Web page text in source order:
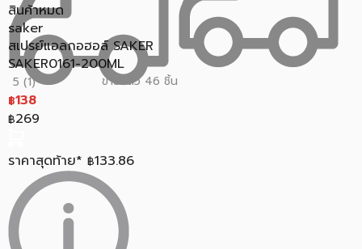
สินค้าหมด
saker
สเปรย์แอลกอฮอล์ SAKER
SAKER0161-200ML
5 (1) ขายแล้ว 46 ชิ้น
฿138
฿269
ราคาสุดท้าย* ฿133.86